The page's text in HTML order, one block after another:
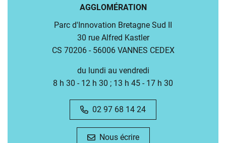
AGGLOMÉRATION
Parc d'Innovation Bretagne Sud II
30 rue Alfred Kastler
CS 70206 - 56006 VANNES CEDEX
du lundi au vendredi
8 h 30 - 12 h 30 ; 13 h 45 - 17 h 30
02 97 68 14 24
Nous écrire